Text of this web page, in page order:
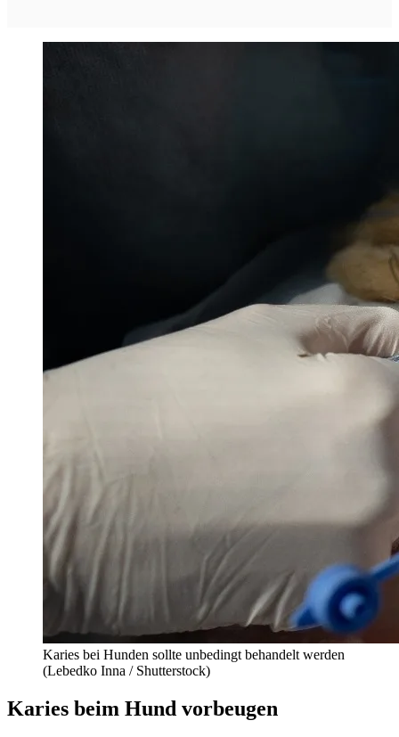
Karies bei Hunden sollte unbedingt behandelt werden
(Lebedko Inna / Shutterstock)
Karies beim Hund vorbeugen